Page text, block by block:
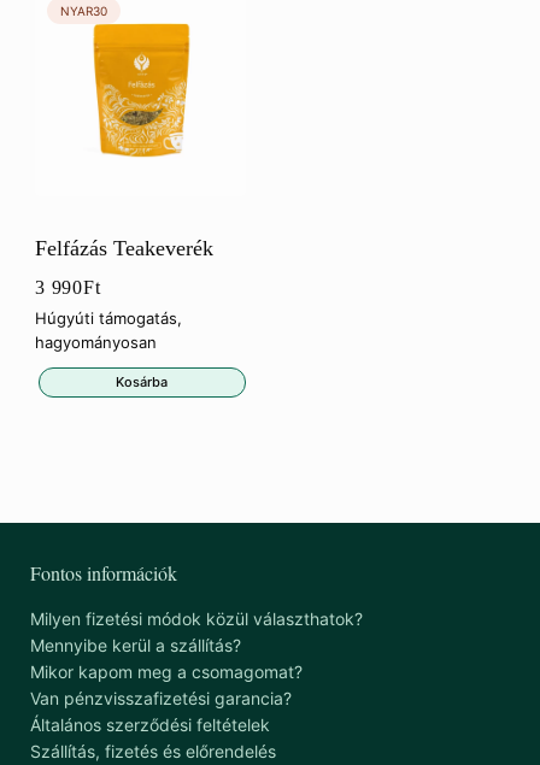
Felfázás Teakeverék
3 990Ft
Húgyúti támogatás,
hagyományosan
Kosárba
Fontos információk
Milyen fizetési módok közül választhatok?
Mennyibe kerül a szállítás?
Mikor kapom meg a csomagomat?
Van pénzvisszafizetési garancia?
Általános szerződési feltételek
Szállítás, fizetés és előrendelés